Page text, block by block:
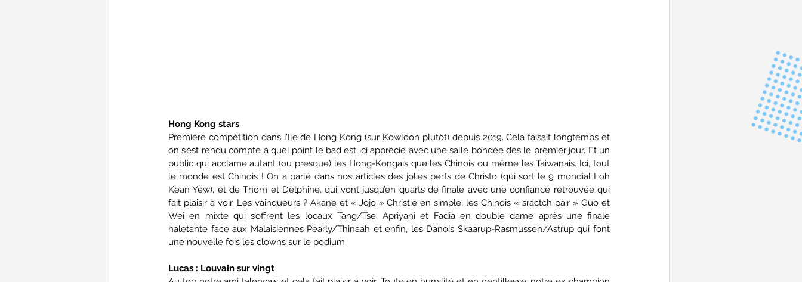
Hong Kong stars
Première compétition dans l’Ile de Hong Kong (sur Kowloon plutôt) depuis 2019. Cela faisait longtemps et
on s’est rendu compte à quel point le bad est ici apprécié avec une salle bondée dès le premier jour. Et un
public qui acclame autant (ou presque) les Hong-Kongais que les Chinois ou même les Taiwanais. Ici, tout
le monde est Chinois ! On a parlé dans nos articles des jolies perfs de Christo (qui sort le 9 mondial Loh
Kean Yew), et de Thom et Delphine, qui vont jusqu’en quarts de finale avec une confiance retrouvée qui
fait plaisir à voir. Les vainqueurs ? Akane et « Jojo » Christie en simple, les Chinois « sractch pair » Guo et
Wei en mixte qui s’offrent les locaux Tang/Tse, Apriyani et Fadia en double dame après une finale
haletante face aux Malaisiennes Pearly/Thinaah et enfin, les Danois Skaarup-Rasmussen/Astrup qui font
une nouvelle fois les clowns sur le podium.
Lucas : Louvain sur vingt